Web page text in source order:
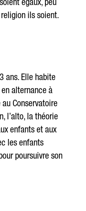
ils soient.
ans. Elle habite
alternance à
Conservatoire
l’alto, la théorie
enfants et aux
les enfants
poursuivre son